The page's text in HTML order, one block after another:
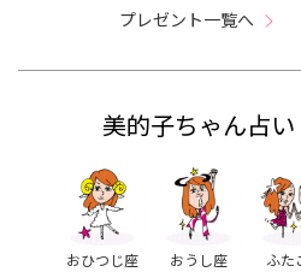
プレゼント一覧へ
美的子ちゃん占い
おひつじ座 おうし座 ふた